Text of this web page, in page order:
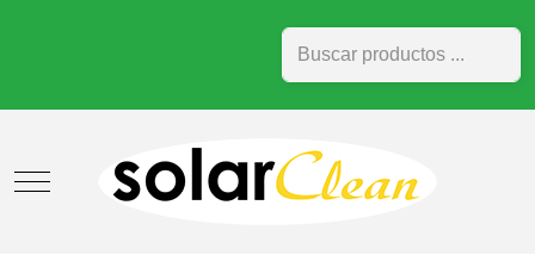
Buscar
Mobile Menu Toggle